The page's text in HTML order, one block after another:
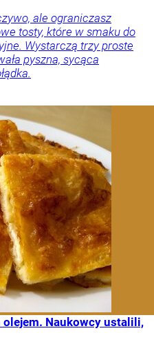
ale ograniczasz
tosty, które w smaku do
Wystarczą trzy proste
pyszna, sycąca
Naukowcy ustalili,